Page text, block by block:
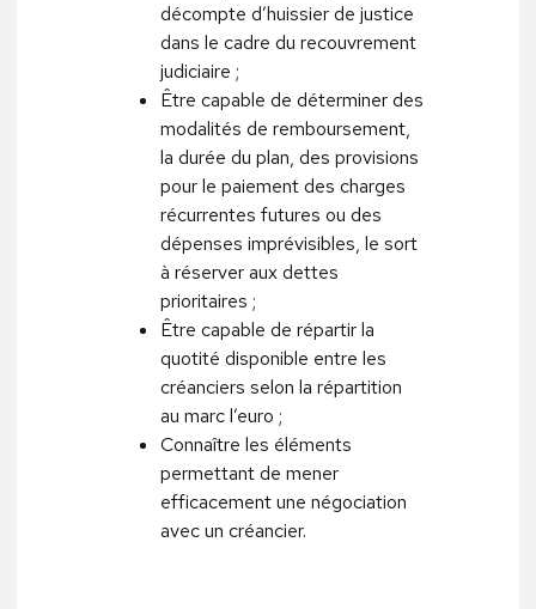
décompte d’huissier de justice
dans le cadre du recouvrement
judiciaire ;
Être capable de déterminer des
modalités de remboursement,
la durée du plan, des provisions
pour le paiement des charges
récurrentes futures ou des
dépenses imprévisibles, le sort
à réserver aux dettes
prioritaires ;
Être capable de répartir la
quotité disponible entre les
créanciers selon la répartition
au marc l’euro ;
Connaître les éléments
permettant de mener
efficacement une négociation
avec un créancier.